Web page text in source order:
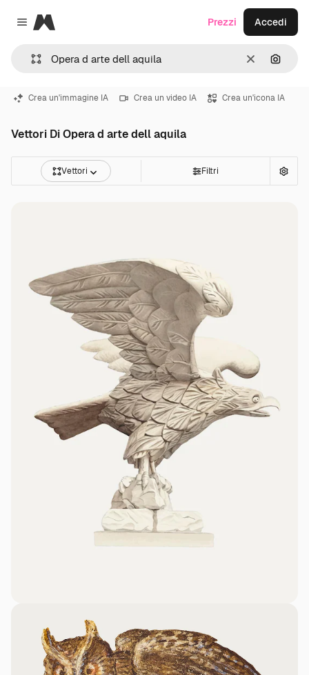
Close menu
Magnific
CancellaCerca
Prezzi Accedi
Crea un'immagine IA Crea un video IA Crea un'icona IA
Vettori Di Opera d arte dell aquila
Vettori Filtri